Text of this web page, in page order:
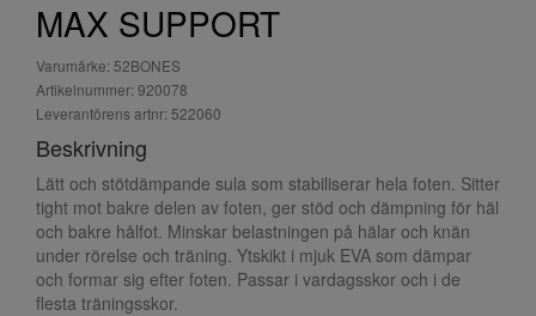
MAX SUPPORT
Varumärke: 52BONES
Artikelnummer: 920078
Leverantörens artnr: 522060
Beskrivning
Lätt och stötdämpande sula som stabiliserar hela foten. Sitter
tight mot bakre delen av foten, ger stöd och dämpning för häl
och bakre hålfot. Minskar belastningen på hälar och knän
under rörelse och träning. Ytskikt i mjuk EVA som dämpar
och formar sig efter foten. Passar i vardagsskor och i de
flesta träningsskor.